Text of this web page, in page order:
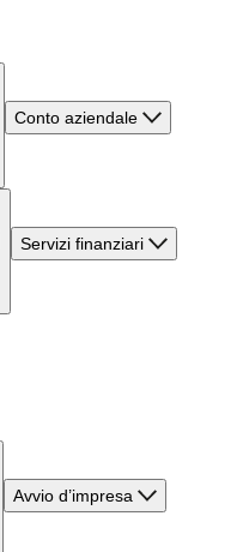
Conto aziendale
Servizi finanziari
Avvio d’impresa